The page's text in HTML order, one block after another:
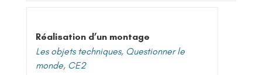
Réalisation d’un montage
Les objets techniques, Questionner le
monde, CE2